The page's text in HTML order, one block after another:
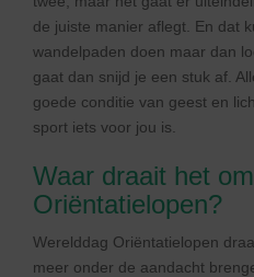
de juiste manier aflegt. En dat
wandelpaden doen maar dan
gaat dan snijd je een stuk af.
goede conditie van geest en
sport iets voor jou is.
Waar draait het
Oriëntatielopen?
Werelddag Oriëntatielopen
meer onder de aandacht